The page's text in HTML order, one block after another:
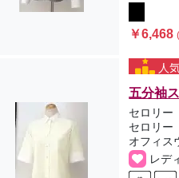
￥6,468
人
五分袖
セロリー
セロリ
オフィス
レデ